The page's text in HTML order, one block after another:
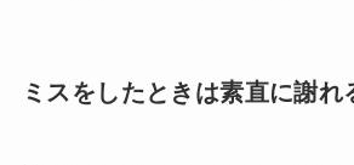
ミスをしたときは素直に謝れ